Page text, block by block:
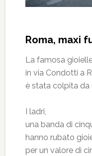
Roma, maxi
La famosa
in via Condotti a
è stata colpita da
I ladri,
una banda di
hanno rubato
per un valore di